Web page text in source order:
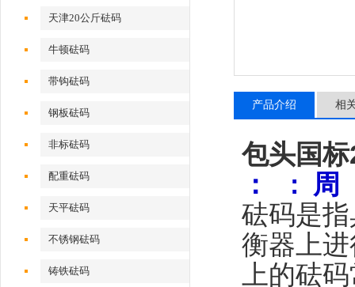
天津20公斤砝码
牛顿砝码
带钩砝码
钢板砝码
非标砝码
配重砝码
天平砝码
不锈钢砝码
铸铁砝码
产品介绍 相
包头国
：
: 周
砝码是
衡器上
上的砝